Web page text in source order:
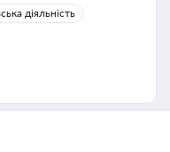
діяльність